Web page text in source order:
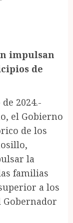
impulsan
de
2024.-
el Gobierno
de los
la
familias
a los
Gobernador